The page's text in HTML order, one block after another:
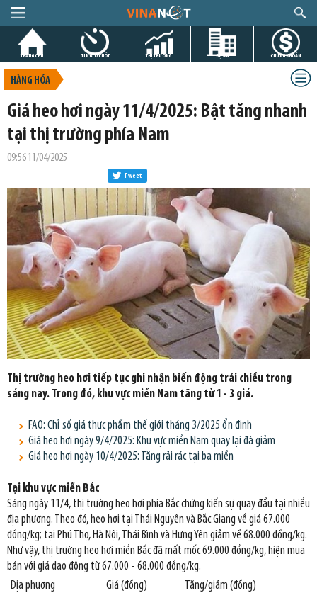
TRANG CHỦ TIN GIỜ CHÓT THỊ TRƯỜNG DỰ ÁN CHỨNG KHOÁN
HÀNG HÓA
Giá heo hơi ngày 11/4/2025: Bật tăng nhanh
tại thị trường phía Nam
09:56 11/04/2025
Tweet
Thị trường heo hơi tiếp tục ghi nhận biến động trái chiều trong
sáng nay. Trong đó, khu vực miền Nam tăng từ 1 - 3 giá.
FAO: Chỉ số giá thực phẩm thế giới tháng 3/2025 ổn định
Giá heo hơi ngày 9/4/2025: Khu vực miền Nam quay lại đà giảm
Giá heo hơi ngày 10/4/2025: Tăng rải rác tại ba miền
Tại khu vực miền Bắc
Sáng ngày 11/4, thị trường heo hơi phía Bắc chứng kiến sự quay đầu tại nhiều
địa phương. Theo đó, heo hơi tại Thái Nguyên và Bắc Giang về giá 67.000
đồng/kg; tại Phú Thọ, Hà Nội, Thái Bình và Hưng Yên giảm về 68.000 đồng/kg.
Như vậy, thị trường heo hơi miền Bắc đã mất mốc 69.000 đồng/kg, hiện mua
bán với giá dao động từ 67.000 - 68.000 đồng/kg.
Địa phương
Giá (đồng)
Tăng/giảm (đồng)